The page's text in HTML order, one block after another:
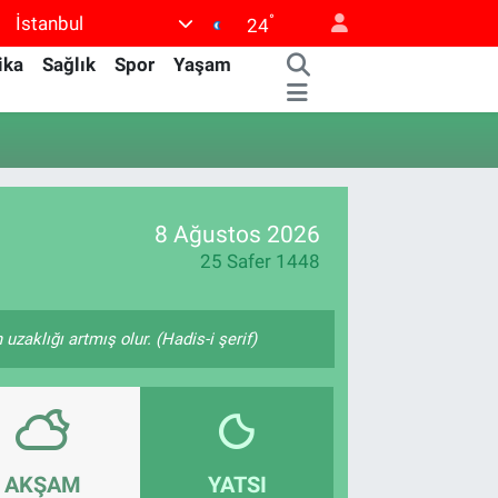
İstanbul 24°
Sağlık Spor
Yaşam
8 Ağustos 2026
25 Safer 1448
artmış olur. (Hadis-i şerif)
AKŞAM YATSI